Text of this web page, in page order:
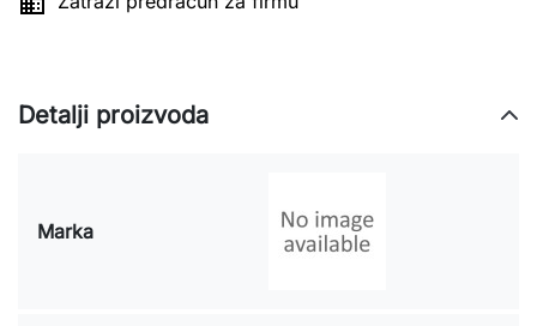
Detalji proizvoda
Marka